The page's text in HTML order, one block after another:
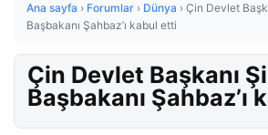
Ana sayfa › Forumlar › Dünya › Çin Devlet
Başbakanı Şahbaz’ı kabul etti
Çin Devlet Başkanı
Başbakanı Şahbaz’ı